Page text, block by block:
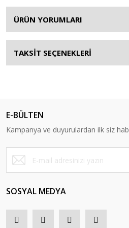
ÜRÜN YORUMLARI
TAKSİT SEÇENEKLERİ
E-BÜLTEN
Kampanya ve duyurulardan ilk siz
SOSYAL MEDYA